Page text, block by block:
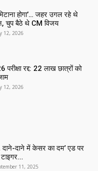
होगा’… जहर उगल रहे थे
चुप बैठे थे CM विजय
12, 2026
रद्द: 22 लाख छात्रों को
12, 2026
दाने-दाने में केसर का दम’ एड पर
11, 2025